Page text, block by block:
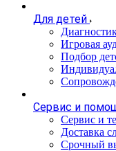
Для детей
Игровая
Подбор
Сервис и
Сервис и
Доставка
Срочный